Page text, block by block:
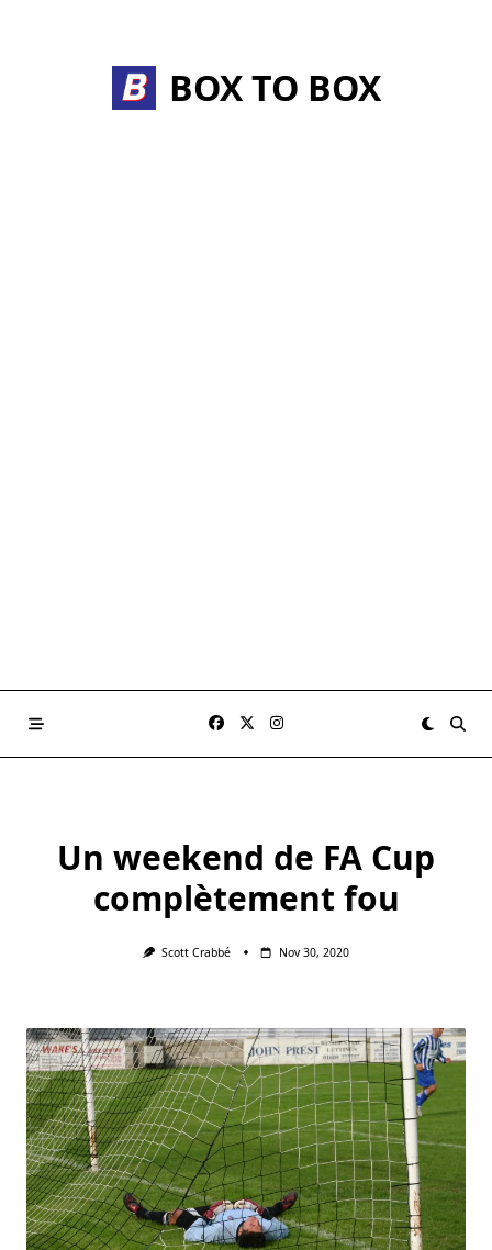
BOX TO BOX
Un weekend de FA Cup
complètement fou
Scott Crabbé Nov 30, 2020